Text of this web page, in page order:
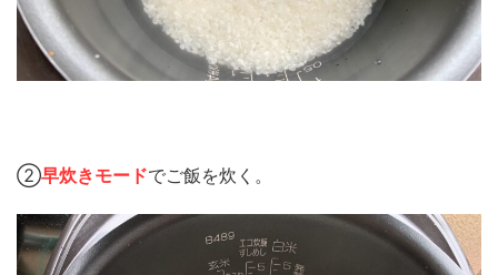
②早炊きモードでご飯を炊く。